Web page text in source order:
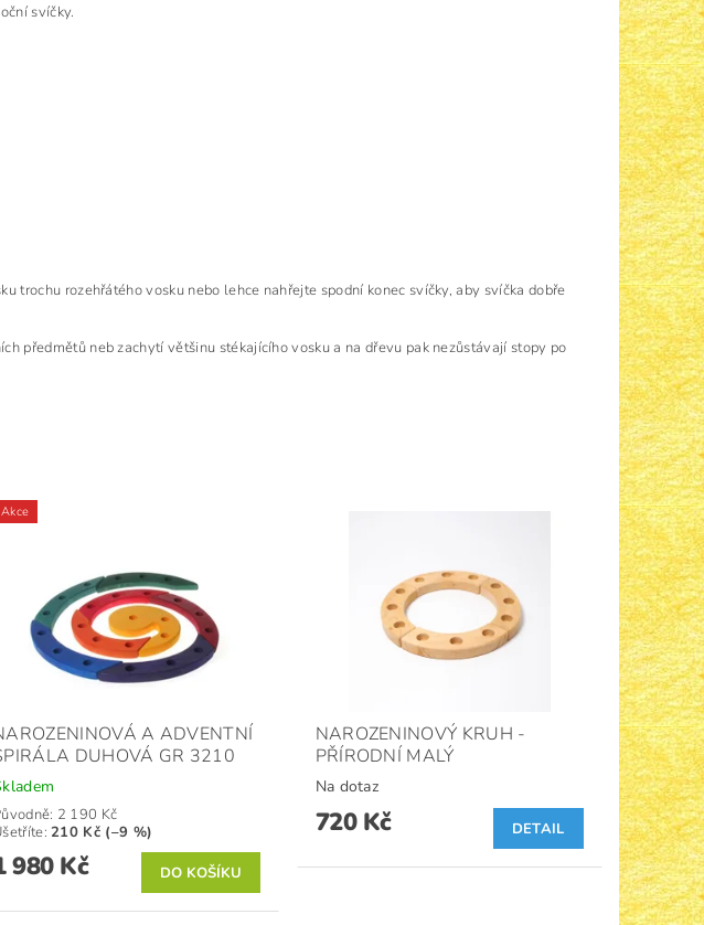
svíčky.
trochu rozehřátého vosku nebo lehce nahřejte spodní konec svíčky, aby svíčka dobře
předmětů neb zachytí většinu stékajícího vosku a na dřevu pak nezůstávají stopy po
Akce
A ADVENTNÍ
DUHOVÁ GR 3210
2 190 Kč
: 210 Kč (–9 %)
980 Kč
NAROZENINOVÝ KRUH -
PŘÍRODNÍ MALÝ
Na dotaz
720 Kč DETAIL